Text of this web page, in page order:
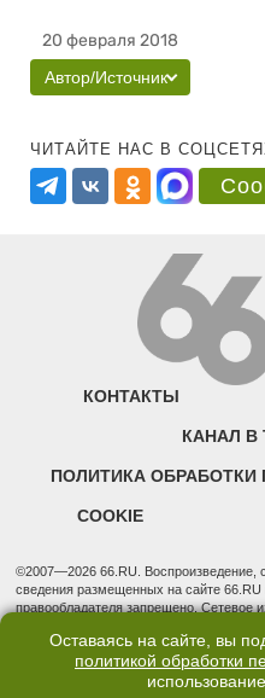
20 февраля 2018
Автор/Источник
ЧИТАЙТЕ НАС В
КОНТАКТЫ
КАНАЛ В
ПОЛИТИКА
COOKIE
©2007—2026 66.RU. Воспроизведение,
сведения размещенных на сайте 66.RU
правообладателя запрещено. Сетевое
надзору в сфере связи,
(Роскомнадзор). Регистрационный
Учредитель: Общество с ограниченной
Оставаясь на сайте, вы
политикой обработки
использование